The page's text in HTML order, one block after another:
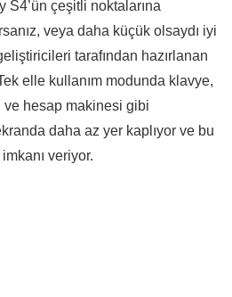
çeşitli noktalarına
veya daha küçük olsaydı iyi
tarafından hazırlanan
elle kullanım modunda klavye,
ve hesap makinesi gibi
daha az yer kaplıyor ve bu
veriyor.